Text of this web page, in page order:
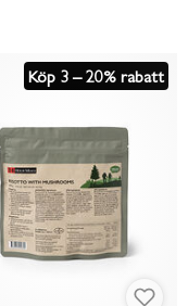
Köp 3 – 20% rabatt